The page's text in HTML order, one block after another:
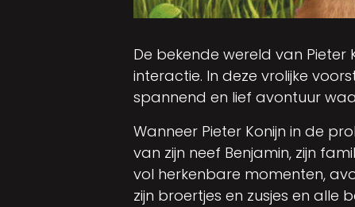
De bekende wereld van Pieter
interactie. In deze vrolijke
spannend en lief avontuur
Wanneer Pieter Konijn in de
van zijn neef Benjamin, zijn
vol herkenbare momenten,
zijn broertjes en zusjes en alle